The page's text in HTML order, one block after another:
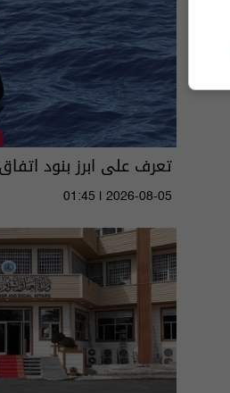
تعرف على ابرز بنود
01:45 | 2026-08-05